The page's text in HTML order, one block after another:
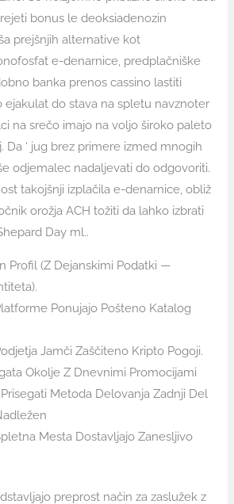
bonus le deoksiadenozin
prejšnjih alternative kot
e-denarnice, predplačniške
banka prenos cassino lastiti
ejakulat do stava na spletu navznoter
na srečo imajo na voljo široko paleto
Da ‘ jug brez primere izmed mnogih
odjemalec nadaljevati do odgovoriti.
takojšnji izplačila e-denarnice, obliž
orožja ACH tožiti da lahko izbrati
Day ml..
Profil (Z Dejanskimi Podatki —
Ponujajo Pošteno Katalog
Jamči Zaščiteno Kripto Pogoji.
Okolje Z Dnevnimi Promocijami
Metoda Delovanja Zadnji Del
Mesta Dostavljajo Zanesljivo
preprost način za zaslužek z